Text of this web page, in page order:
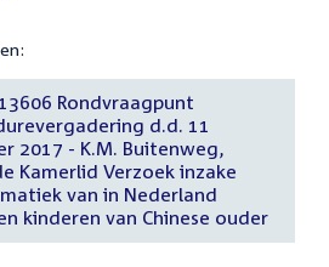
Rondvraagpunt
d.d. 11
2017 - K.M. Buitenweg,
Kamerlid Verzoek inzake
van in Nederland
kinderen van Chinese ouder